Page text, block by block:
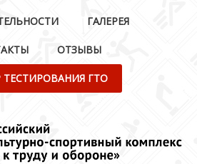
ГАЛЕРЕЯ
ОТЗЫВЫ
ТЕСТИРОВАНИЯ ГТО